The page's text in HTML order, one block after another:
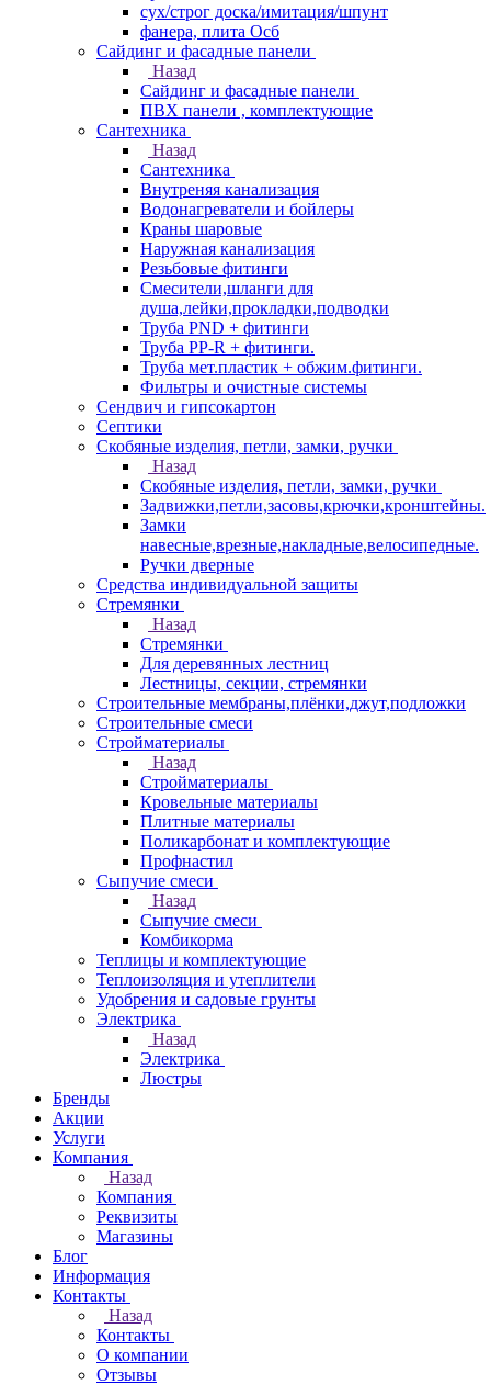
сух/строг доска/имитация/шпунт
фанера, плита Осб
Сайдинг и фасадные панели
Назад
Сайдинг и фасадные панели
ПВХ панели , комплектующие
Сантехника
Назад
Сантехника
Внутреняя канализация
Водонагреватели и бойлеры
Краны шаровые
Наружная канализация
Резьбовые фитинги
Смесители,шланги для
душа,лейки,прокладки,подводки
Труба PND + фитинги
Труба PP-R + фитинги.
Труба мет.пластик + обжим.фитинги.
Фильтры и очистные системы
Сендвич и гипсокартон
Септики
Скобяные изделия, петли, замки, ручки
Назад
Скобяные изделия, петли, замки, ручки
Задвижки,петли,засовы,крючки,кронштейны.
Замки
навесные,врезные,накладные,велосипедные.
Ручки дверные
Средства индивидуальной защиты
Стремянки
Назад
Стремянки
Для деревянных лестниц
Лестницы, секции, стремянки
Строительные мембраны,плёнки,джут,подложки
Строительные смеси
Стройматериалы
Назад
Стройматериалы
Кровельные материалы
Плитные материалы
Поликарбонат и комплектующие
Профнастил
Сыпучие смеси
Назад
Сыпучие смеси
Комбикорма
Теплицы и комплектующие
Теплоизоляция и утеплители
Удобрения и садовые грунты
Электрика
Назад
Электрика
Люстры
Бренды
Акции
Услуги
Компания
Назад
Компания
Реквизиты
Магазины
Блог
Информация
Контакты
Назад
Контакты
О компании
Отзывы